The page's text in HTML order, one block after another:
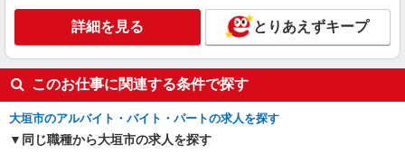
詳細を見る とりあえずキープ
このお仕事に関連する条件で探す
大垣市のアルバイト・バイト・パートの求人を探す
同じ職種から大垣市の求人を探す